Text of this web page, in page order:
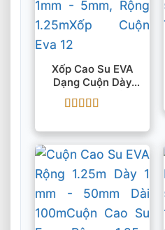
Xốp Cao Su EVA
Dạng Cuộn Dày
1mm – 5mm, Rộng
1.25m
hạng55 sao